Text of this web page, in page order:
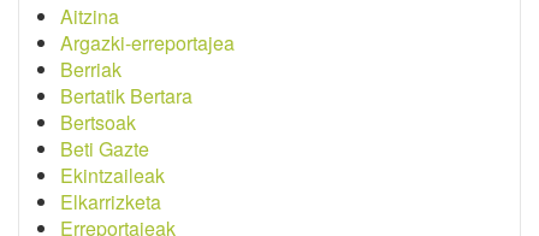
Aitzina
Argazki-erreportajea
Berriak
Bertatik Bertara
Bertsoak
Beti Gazte
Ekintzaileak
Elkarrizketa
Erreportajeak